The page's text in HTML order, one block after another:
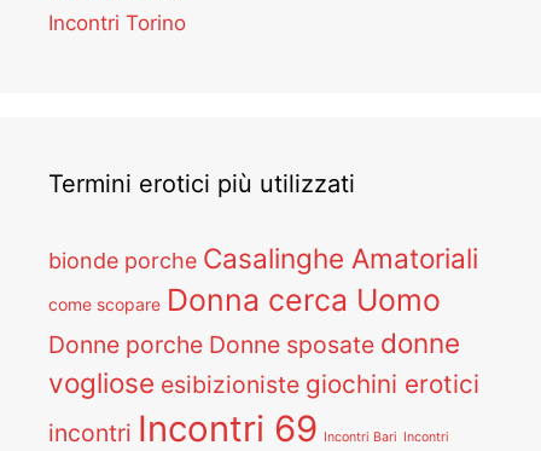
Incontri Torino
Termini erotici più utilizzati
bionde porche Casalinghe Amatoriali
come scopare Donna cerca Uomo
Donne porche Donne sposate donne
vogliose esibizioniste giochini erotici
incontri Incontri 69 Incontri Bari Incontri